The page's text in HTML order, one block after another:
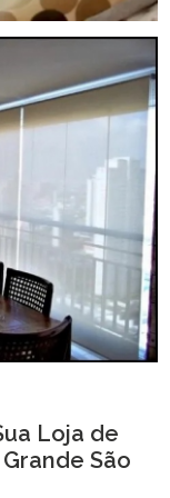
Loja de
São